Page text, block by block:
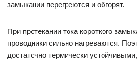
замыкании перегреются и обгорят.
При протекании тока короткого
проводники сильно нагреваются.
достаточно термически